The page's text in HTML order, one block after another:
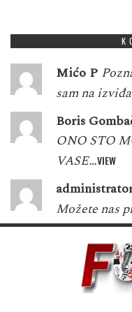
Mićo P
sam na
Boris
ONO STO
VASE…VIEW
Možete nas